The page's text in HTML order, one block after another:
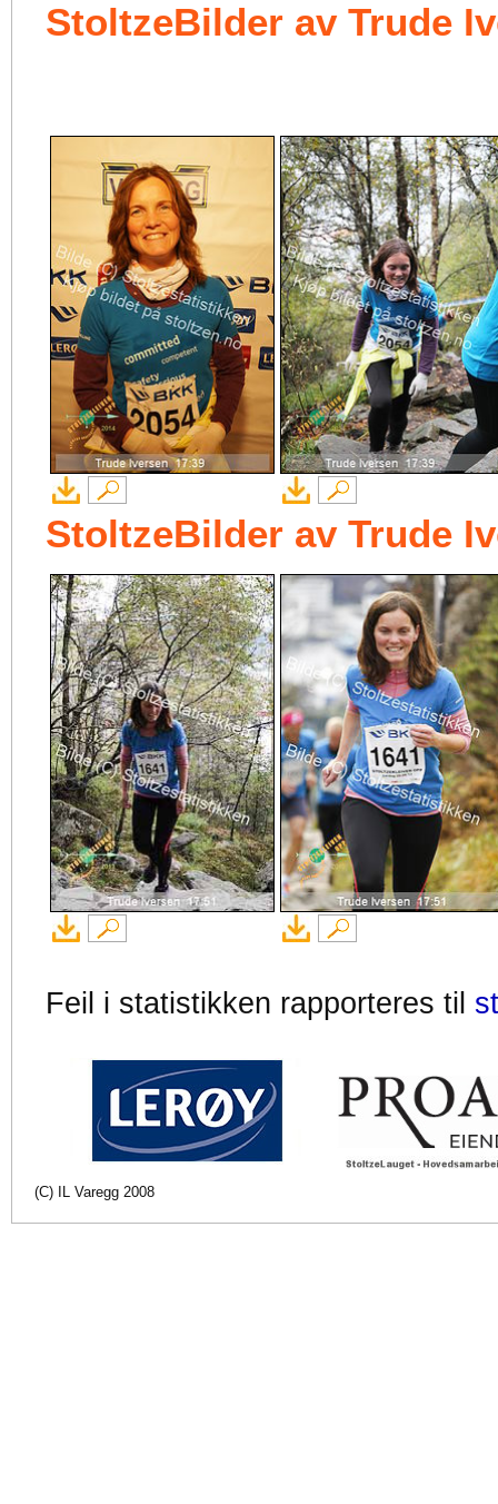
StoltzeBilder av Trude
StoltzeBilder av Trude
Feil i statistikken rapporteres til
(C) IL Varegg 2008